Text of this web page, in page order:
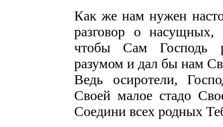
Как же нам нужен
разговор о
чтобы Сам Господь
разумом и дал бы нам
Ведь осиротели,
Своей малое стадо
Соедини всех родных